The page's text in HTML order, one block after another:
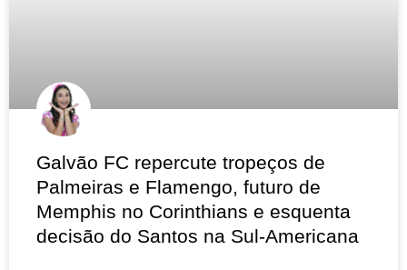
Galvão FC repercute tropeços de
Palmeiras e Flamengo, futuro de
Memphis no Corinthians e esquenta
decisão do Santos na Sul-Americana